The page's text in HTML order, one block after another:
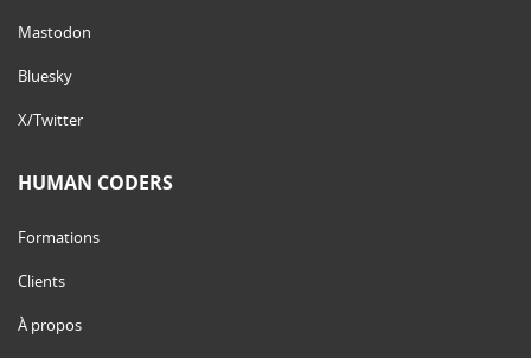
Mastodon
Bluesky
X/Twitter
HUMAN CODERS
Formations
Clients
À propos